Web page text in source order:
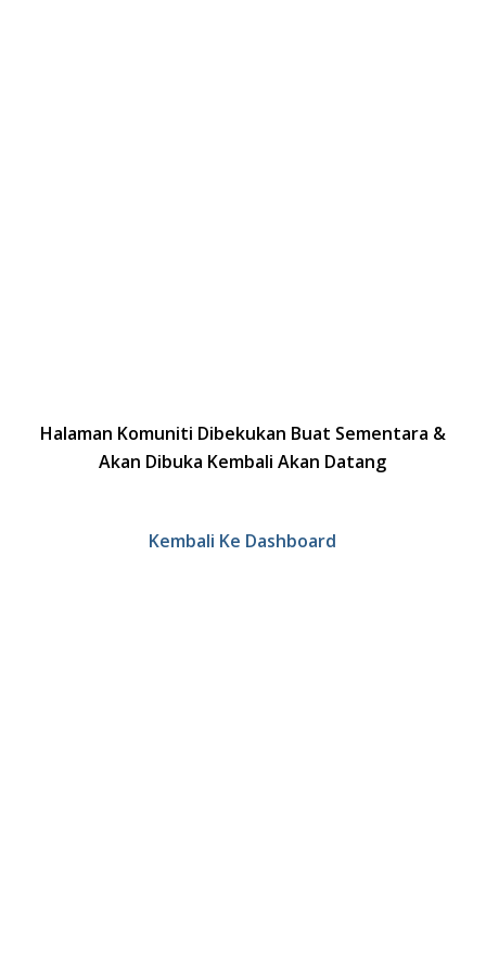
Halaman Komuniti Dibekukan Buat Sementara &
Akan Dibuka Kembali Akan Datang
Kembali Ke Dashboard